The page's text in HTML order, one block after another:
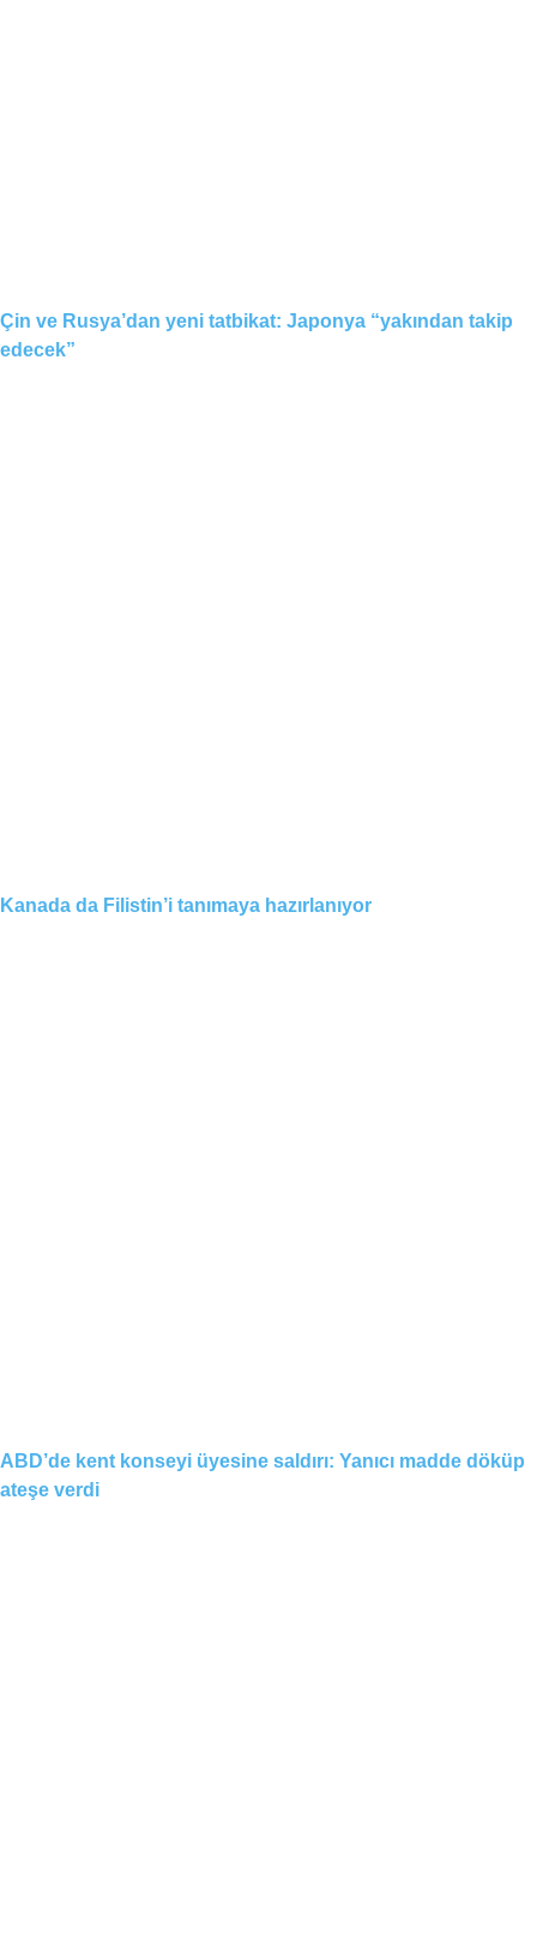
Çin ve Rusya’dan yeni tatbikat: Japonya “yakından takip
edecek”
Kanada da Filistin’i tanımaya hazırlanıyor
ABD’de kent konseyi üyesine saldırı: Yanıcı madde döküp
ateşe verdi